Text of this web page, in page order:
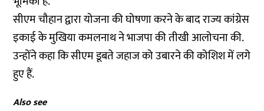
सीएम चौहान द्वारा योजना की घोषणा करने के बाद राज्य कांग्रेस
इकाई के मुखिया कमलनाथ ने भाजपा की तीखी आलोचना की.
उन्होंने कहा कि सीएम डूबते जहाज को उबारने की कोशिश में लगे
हुए हैं.
Also see